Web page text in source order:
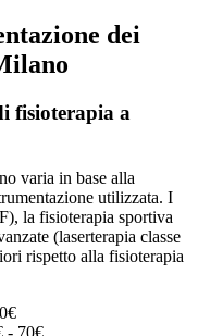
dei
fisioterapia a
varia in base alla
utilizzata. I
la fisioterapia sportiva
(laserterapia classe
rispetto alla fisioterapia